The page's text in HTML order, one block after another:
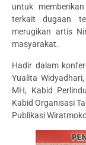
untuk
terkait dugaan
merugikan artis
masyarakat.
Hadir dalam
Yualita
MH, Kabid
Kabid Organisasi
Publikasi